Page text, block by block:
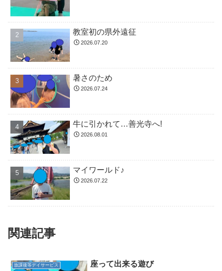
教室初の県外遠征
2026.07.20
暑さのため
2026.07.24
牛に引かれて…善光寺へ!
2026.08.01
マイワールド♪
2026.07.22
関連記事
放課後等デイサービス 座って出来る遊び